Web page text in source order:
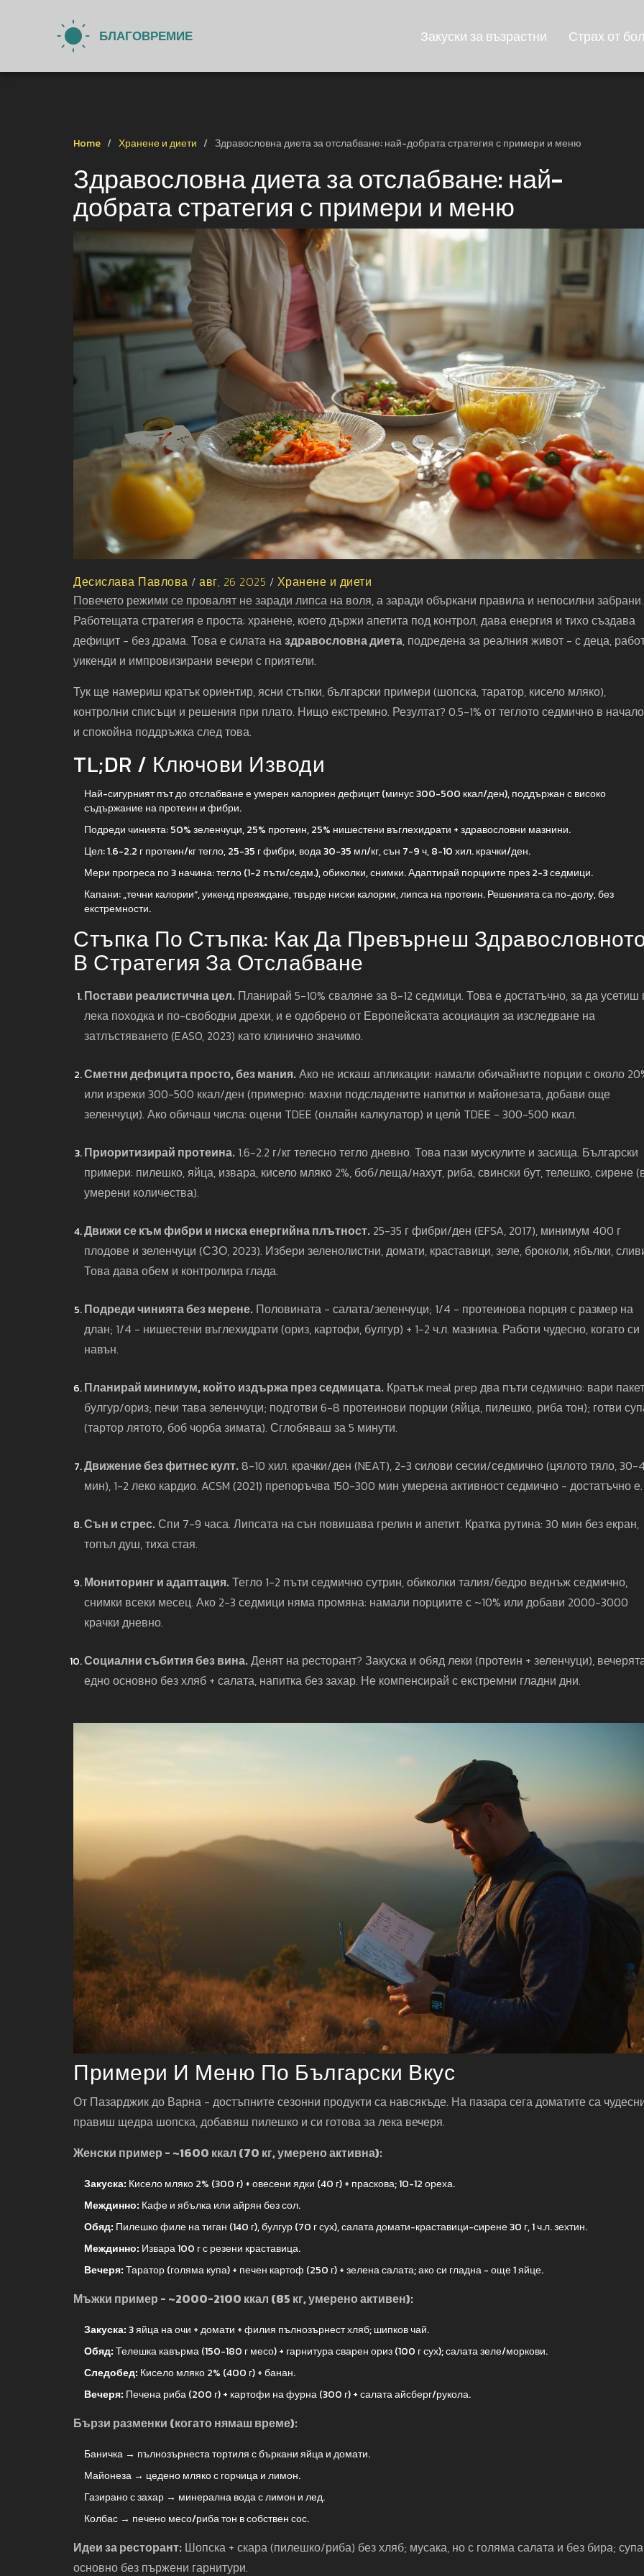
Закуски за възрастни Страх от
Home Хранене и диети Здравословна диета за отслабване: най-добрата стратегия с примери и меню
Здравословна диета за отслабване: най-
добрата стратегия с примери и меню
Десислава Павлова / авг, 26 2025 / Хранене и диети
Повечето режими се провалят не заради липса на воля, а заради объркани правила и непосилни забрани.
Работещата стратегия е проста: хранене, което държи апетита под контрол, дава енергия и тихо създава
дефицит - без драма. Това е силата наздравословна диета, подредена за реалния живот - с деца,
уикенди и импровизирани вечери с приятели.
Тук ще намериш кратък ориентир, ясни стъпки, български примери (шопска, таратор, кисело мляко),
контролни списъци и решения при плато. Нищо екстремно. Резултат? 0.5-1% от теглото седмично в
и спокойна поддръжка след това.
TL;DR / Ключови Изводи
Най-сигурният път до отслабване е умерен калориен дефицит (минус 300-500 ккал/ден), поддържан с високо
съдържание на протеин и фибри.
Подреди чинията: 50% зеленчуци, 25% протеин, 25% нишестени въглехидрати + здравословни мазнини.
Цел: 1.6-2.2 г протеин/кг тегло, 25-35 г фибри, вода 30-35 мл/кг, сън 7-9 ч, 8-10 хил. крачки/ден.
Мери прогреса по 3 начина: тегло (1-2 пъти/седм.), обиколки, снимки. Адаптирай порциите през 2-3 седмици.
Капани: „течни калории“, уикенд преяждане, твърде ниски калории, липса на протеин. Решенията са по-долу, без
екстремности.
Стъпка По Стъпка: Как Да Превърнеш
В Стратегия За Отслабване
Постави реалистична цел. Планирай 5-10% сваляне за 8-12 седмици. Това е достатъчно, за да
лека походка и по-свободни дрехи, и е одобрено от Европейската асоциация за изследване на
затлъстяването (EASO, 2023) като клинично значимо.
Сметни дефицита просто, без мания. Ако не искаш апликации: намали обичайните порции с около
или изрежи 300-500 ккал/ден (примерно: махни подсладените напитки и майонезата, добави още
зеленчуци). Ако обичаш числа: оцени TDEE (онлайн калкулатор) и целѝ TDEE − 300-500 ккал.
Приоритизирай протеина. 1.6-2.2 г/кг телесно тегло дневно. Това пази мускулите и засища. Български
примери: пилешко, яйца, извара, кисело мляко 2%, боб/леща/нахут, риба, свински бут, телешко, сирене
умерени количества).
Движи се към фибри и ниска енергийна плътност. 25-35 г фибри/ден (EFSA, 2017), минимум 400 г
плодове и зеленчуци (СЗО, 2023). Избери зеленолистни, домати, краставици, зеле, броколи, ябълки,
Това дава обем и контролира глада.
Подреди чинията без мерене. Половината - салата/зеленчуци; 1/4 - протеинова порция с размер на
длан; 1/4 - нишестени въглехидрати (ориз, картофи, булгур) + 1-2 ч.л. мазнина. Работи чудесно, когато си
навън.
Планирай минимум, който издържа през седмицата. Кратък meal prep два пъти седмично: вари пакет
булгур/ориз; печи тава зеленчуци; подготви 6-8 протеинови порции (яйца, пилешко, риба тон); готви
(тартор лятото, боб чорба зимата). Сглобяваш за 5 минути.
Движение без фитнес култ. 8-10 хил. крачки/ден (NEAT), 2-3 силови сесии/седмично (цялото тяло, 30-
мин), 1-2 леко кардио. ACSM (2021) препоръчва 150-300 мин умерена активност седмично - достатъчно е.
Сън и стрес. Спи 7-9 часа. Липсата на сън повишава грелин и апетит. Кратка рутина: 30 мин без екран,
топъл душ, тиха стая.
Мониторинг и адаптация. Тегло 1-2 пъти седмично сутрин, обиколки талия/бедро веднъж седмично,
снимки всеки месец. Ако 2-3 седмици няма промяна: намали порциите с ~10% или добави 2000-3000
крачки дневно.
Социални събития без вина. Денят на ресторант? Закуска и обяд леки (протеин + зеленчуци),
едно основно без хляб + салата, напитка без захар. Не компенсирай с екстремни гладни дни.
Примери И Меню По Български Вкус
От Пазарджик до Варна - достъпните сезонни продукти са навсякъде. На пазара сега доматите са
правиш щедра шопска, добавяш пилешко и си готова за лека вечеря.
Женски пример - ~1600 ккал (70 кг, умерено активна):
Закуска: Кисело мляко 2% (300 г) + овесени ядки (40 г) + праскова; 10-12 ореха.
Междинно: Кафе и ябълка или айрян без сол.
Обяд: Пилешко филе на тиган (140 г), булгур (70 г сух), салата домати-краставици-сирене 30 г, 1 ч.л. зехтин.
Междинно: Извара 100 г с резени краставица.
Вечеря:Таратор (голяма купа) + печен картоф (250 г) + зелена салата; ако си гладна - още 1 яйце.
Мъжки пример - ~2000-2100 ккал (85 кг, умерено активен):
Закуска:3 яйца на очи + домати + филия пълнозърнест хляб; шипков чай.
Обяд:Телешка кавърма (150-180 г месо) + гарнитура сварен ориз (100 г сух); салата зеле/моркови.
Следобед: Кисело мляко 2% (400 г) + банан.
Вечеря: Печена риба (200 г) + картофи на фурна (300 г) + салата айсберг/рукола.
Бързи разменки (когато нямаш време):
Баничка → пълнозърнеста тортиля с бъркани яйца и домати.
Майонеза → цедено мляко с горчица и лимон.
Газирано с захар → минерална вода с лимон и лед.
Колбас → печено месо/риба тон в собствен сос.
Идеи за ресторант: Шопска + скара (пилешко/риба) без хляб; мусака, но с голяма салата и без бира;
основно без пържени гарнитури.